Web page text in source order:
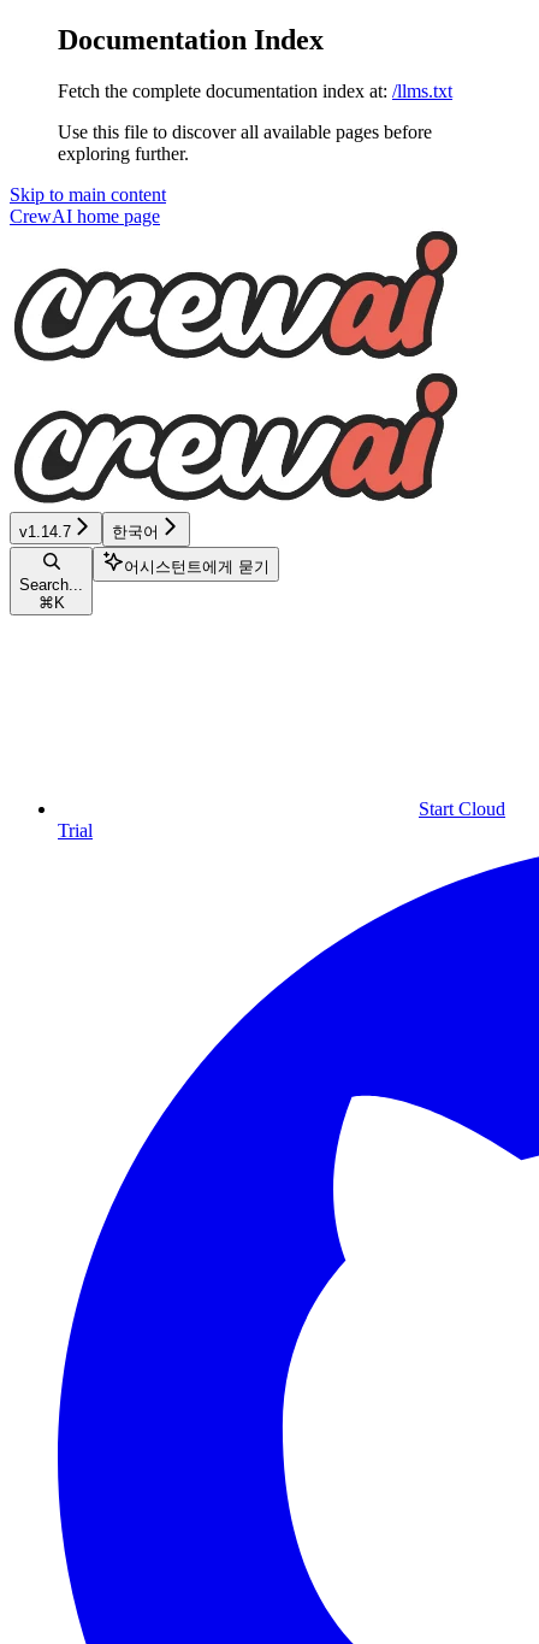
Documentation Index
Fetch the complete documentation index at: /llms.txt
Use this file to discover all available pages before
exploring further.
Skip to main content
CrewAI home page
v1.14.7 한국어
Search...
⌘ K
어시스턴트에게 묻기
Start Cloud
Trial